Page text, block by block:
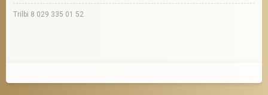
Trilbi 8 029 335 01 52